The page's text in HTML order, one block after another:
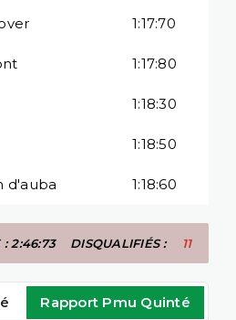
1:17:70
1:17:80
1:18:30
1:18:50
d'auba 1:18:60
: 2:46:73 DISQUALIFIÉS : 11
Rapport Pmu Quinté